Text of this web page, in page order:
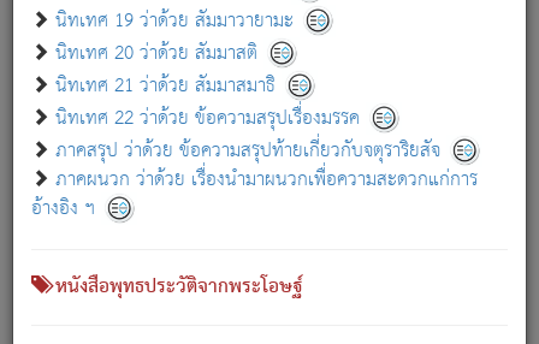
นิทเทศ 19 ว่าด้วย สัมมาวายามะ
นิทเทศ 20 ว่าด้วย สัมมาสติ
นิทเทศ 21 ว่าด้วย สัมมาสมาธิ
นิทเทศ 22 ว่าด้วย ข้อความสรุปเรื่องมรรค
ภาคสรุป ว่าด้วย ข้อความสรุปท้ายเกี่ยวกับจตุราริยสัจ
ภาคผนวก ว่าด้วย เรื่องนำมาผนวกเพื่อความสะดวกแก่การ
อ้างอิง ฯ
หนังสือพุทธประวัติจากพระโอษฐ์
หนังสือที่เกี่ยวข้อง